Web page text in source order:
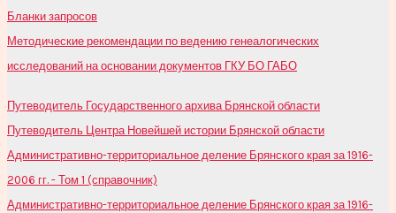
Бланки запросов
Методические рекомендации по ведению генеалогических
исследований на основании документов ГКУ БО ГАБО
Путеводитель Государственного архива Брянской области
Путеводитель Центра Новейшей истории Брянской области
Административно-территориальное деление Брянского края за 1916-
2006 гг. - Том 1 (справочник)
Административно-территориальное деление Брянского края за 1916-